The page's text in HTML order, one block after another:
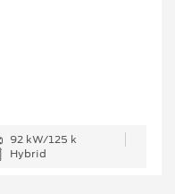
92 kW/125 k
Hybrid